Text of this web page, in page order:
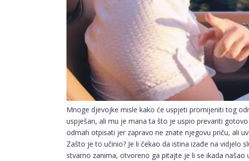
Mnoge djevojke misle kako će uspjeti promijeniti tog
uspješan, ali mu je mana ta što je uspio prevariti
odmah otpisati jer zapravo ne znate njegovu priču, ali
Zašto je to učinio? Je li čekao da istina izađe na vidjelo
stvarno zanima, otvoreno ga pitajte je li se ikada